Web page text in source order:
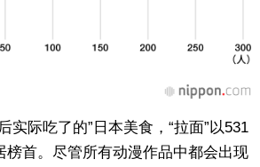
实际吃了的”日本美食，“拉面”以531
榜首。尽管所有动漫作品中都会出现